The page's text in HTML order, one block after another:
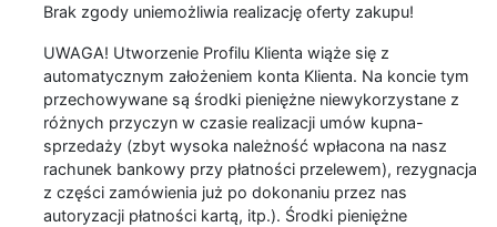
Brak zgody uniemożliwia realizację oferty zakupu!
UWAGA! Utworzenie Profilu Klienta wiąże się z
automatycznym założeniem konta Klienta. Na koncie tym
przechowywane są środki pieniężne niewykorzystane z
różnych przyczyn w czasie realizacji umów kupna-
sprzedaży (zbyt wysoka należność wpłacona na nasz
rachunek bankowy przy płatności przelewem), rezygnacja
z części zamówienia już po dokonaniu przez nas
autoryzacji płatności kartą, itp.). Środki pieniężne